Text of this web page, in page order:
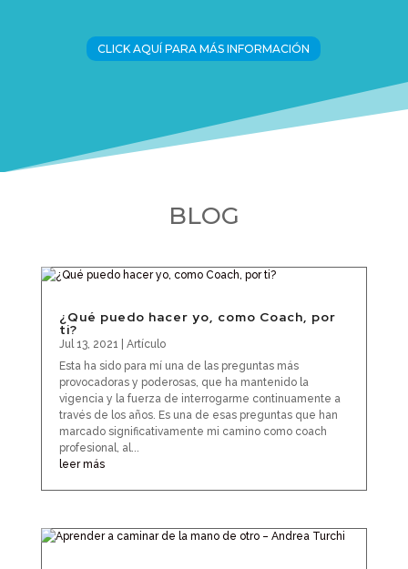
CLICK AQUÍ PARA MÁS INFORMACIÓN
BLOG
¿Qué puedo hacer yo, como Coach, por
ti?
Jul 13, 2021
Artículo
Esta ha sido para mí una de las preguntas más
provocadoras y poderosas, que ha mantenido la
vigencia y la fuerza de interrogarme continuamente a
través de los años. Es una de esas preguntas que han
marcado significativamente mi camino como coach
profesional, al...
leer más